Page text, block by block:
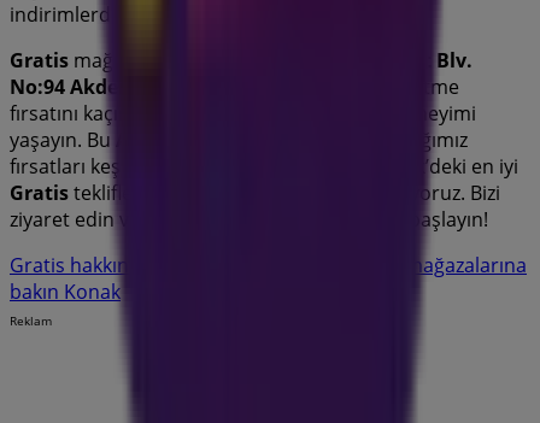
indirimlerden yararlanabilirsiniz.
Gratis mağazasını
Akdeniz Mah. Cumhuriyet Blv.
No:94 Akdeniz Mahallesi
adresinde ziyaret etme
fırsatını kaçırmayın ve eksiksiz bir alışveriş deneyimi
yaşayın. Bu
ayında sizin için hazırladığımız
fırsatları keşfetmeye davet ediyoruz ve
’deki en iyi
Gratistekliflerinden haberdar olmanızı sağlıyoruz. Bizi
ziyaret edin ve bugünden itibaren tasarrufa başlayın!
Gratis hakkında daha fazla bilgi
Diğer Gratis mağazalarına
bakın Konak
Reklam